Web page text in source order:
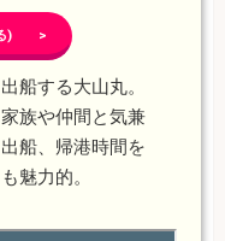
る) >
船する大山丸。
族や仲間と気兼
船、帰港時間を
魅力的。